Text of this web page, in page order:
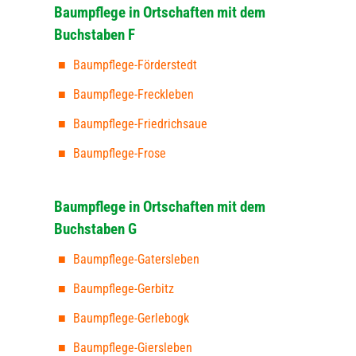
Baumpflege in Ortschaften mit dem
Buchstaben F
Baumpflege-Förderstedt
Baumpflege-Freckleben
Baumpflege-Friedrichsaue
Baumpflege-Frose
Baumpflege in Ortschaften mit dem
Buchstaben G
Baumpflege-Gatersleben
Baumpflege-Gerbitz
Baumpflege-Gerlebogk
Baumpflege-Giersleben